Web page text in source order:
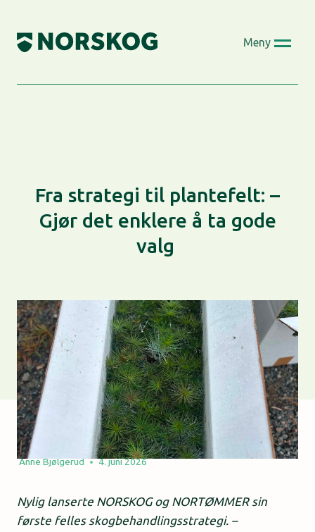
content
Meny
Fra strategi til plantefelt: –
Gjør det enklere å ta gode
valg
Anne Bjølgerud 4. juni 2026
Nylig lanserte NORSKOG og NORTØMMER sin
første felles skogbehandlingsstrategi. –